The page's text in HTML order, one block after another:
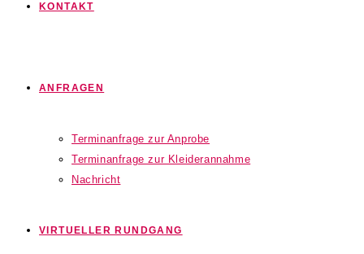
KONTAKT
ANFRAGEN
Terminanfrage zur Anprobe
Terminanfrage zur Kleiderannahme
Nachricht
VIRTUELLER RUNDGANG